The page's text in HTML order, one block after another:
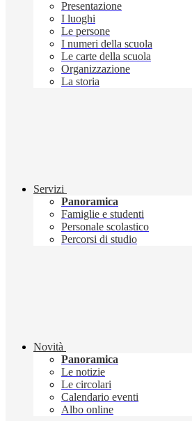
Presentazione
I luoghi
Le persone
I numeri della scuola
Le carte della scuola
Organizzazione
La storia
Servizi
Panoramica
Famiglie e studenti
Personale scolastico
Percorsi di studio
Novità
Panoramica
Le notizie
Le circolari
Calendario eventi
Albo online